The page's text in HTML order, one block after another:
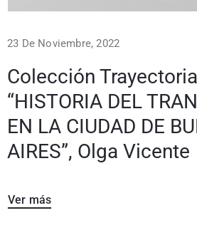
23 De Noviembre, 2022
Colección
“HISTORIA DEL
EN LA CIUDAD DE
AIRES”, Olga Vicente
Ver más